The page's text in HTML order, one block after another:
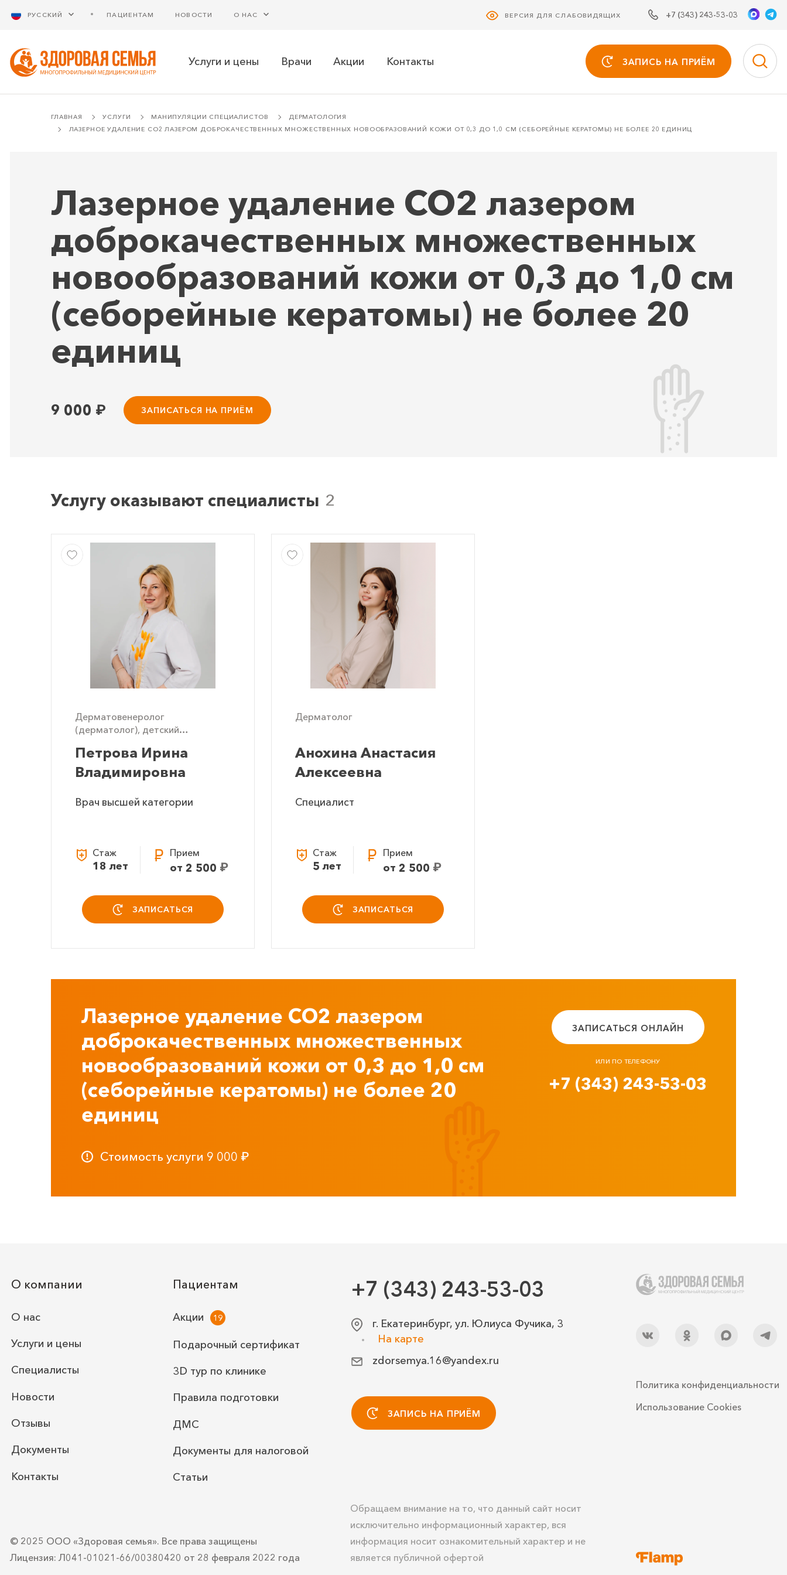
РУССКИЙ ПАЦИЕНТАМ НОВОСТИ О НАС ВЕРСИЯ ДЛЯ СЛАБОВИДЯЩИХ +7 (343) 243-53-03
Услуги и цены Врачи Акции Контакты ЗАПИСЬ НА ПРИЁМ
ГЛАВНАЯ УСЛУГИ МАНИПУЛЯЦИИ СПЕЦИАЛИСТОВ
ДЕРМАТОЛОГИЯ
ЛАЗЕРНОЕ УДАЛЕНИЕ СО2 ЛАЗЕРОМ ДОБРОКАЧЕСТВЕННЫХ МНОЖЕСТВЕННЫХ НОВООБРАЗОВАНИЙ КОЖИ ОТ 0,3 ДО 1,0 СМ (СЕБОРЕЙНЫЕ КЕРАТОМЫ) НЕ БОЛЕЕ 20 ЕДИНИЦ
Лазерное удаление СО2 лазером
доброкачественных множественных
новообразований кожи от 0,3 до 1,0 см
(себорейные кератомы) не более 20
единиц
9 000 ₽ ЗАПИСАТЬСЯ НА ПРИЁМ
Услугу оказывают специалисты
Дерматовенеролог
(дерматолог), детский
Петрова Ирина
Владимировна
Врач высшей категории
Стаж
18 лет
Прием
от 2 500 ₽
ЗАПИСАТЬСЯ
Дерматолог
Анохина Анастасия
Алексеевна
Специалист
Стаж
5 лет
Прием
от 2 500 ₽
ЗАПИСАТЬСЯ
Лазерное удаление СО2 лазером
доброкачественных множественных
новообразований кожи от 0,3 до 1,0 см
(себорейные кератомы) не более 20
единиц
Стоимость услуги 9 000 ₽
ЗАПИСАТЬСЯ ОНЛАЙН
ИЛИ ПО ТЕЛЕФОНУ
+7 (343) 243-53-03
+7 (343) 243-53-03
г. Екатеринбург, ул. Юлиуса Фучика, 3
На карте
zdorsemya.16@yandex.ru
ЗАПИСЬ НА ПРИЁМ
О компании
О нас
Услуги и цены
Специалисты
Новости
Отзывы
Документы
Контакты
Пациентам
Акции
Подарочный сертификат
3D тур по клинике
Правила подготовки
ДМС
Документы для налоговой
Статьи
Политика конфиденциальности
Использование Cookies
© 2025 ООО «Здоровая семья». Все права защищены
Лицензия: Л041-01021-66/00380420 от 28 февраля 2022 года
Обращаем внимание на то, что данный сайт носит
исключительно информационный характер, вся
информация носит ознакомительный характер и не
является публичной офертой